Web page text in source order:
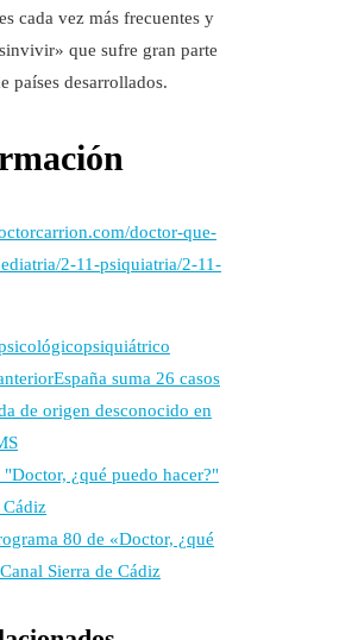
cada vez más frecuentes y
que sufre gran parte
países desarrollados.
doctor-que-
2-11-psiquiatria/2-11-
psiquiátrico
España suma 26 casos
de origen desconocido en
80 de «Doctor, ¿qué
Sierra de Cádiz